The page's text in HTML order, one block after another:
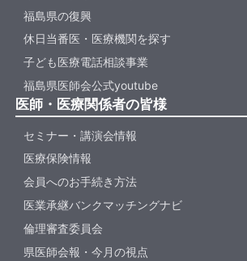
詳細はこちら
ギャラリー
福島県の復興
休日当番医・医療機関を探す
子ども医療電話相談事業
福島県医師会公式youtube
医師・医療関係者の皆様
セミナー・講演会情報
医療保険情報
会員へのお手続き方法
医業承継バンクマッチングナビ
倫理審査委員会
県医師会報・今月の視点